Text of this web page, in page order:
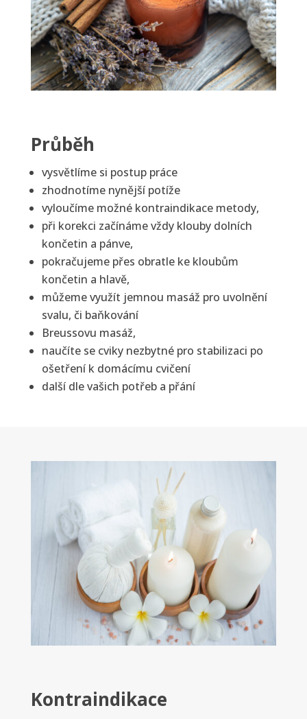
Průběh
vysvětlíme si postup práce
zhodnotíme nynější potíže
vyloučíme možné kontraindikace metody,
při korekci začínáme vždy klouby dolních
končetin a pánve,
pokračujeme přes obratle ke kloubům
končetin a hlavě,
můžeme využít jemnou masáž pro uvolnění
svalu, či baňkování
Breussovu masáž,
naučíte se cviky nezbytné pro stabilizaci po
ošetření k domácímu cvičení
další dle vašich potřeb a přání
Kontraindikace